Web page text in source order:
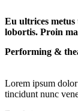
Eu ultrices
lobortis. Proin
Performing &
Lorem ipsum
tincidunt nunc